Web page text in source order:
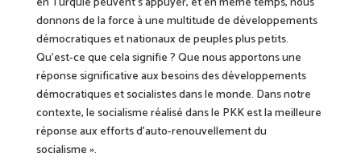
donnons de la force àune multitude de développements
démocratiques et nationaux de peuples plus petits.
Qu’est-ce que cela signifie ? Que nous apportons une
réponsesignificativeauxbesoins des développements
démocratiques etsocialistesdans le monde. Dans notre
contexte, le socialisme réalisé dans le PKK est la meilleure
réponse aux efforts d’auto-renouvellement du
socialisme ».